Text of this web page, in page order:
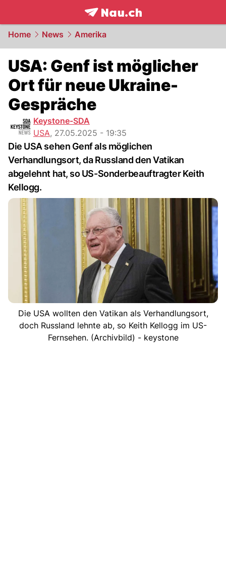
frontpage.NAU.ch
Home News Amerika
USA: Genf ist möglicher
Ort für neue Ukraine-
Gespräche
Keystone-SDA
USA, 27.05.2025 - 19:35
Die USA sehen Genf als möglichen
Verhandlungsort, da Russland den Vatikan
abgelehnt hat, so US-Sonderbeauftragter Keith
Kellogg.
Die USA wollten den Vatikan als Verhandlungsort,
doch Russland lehnte ab, so Keith Kellogg im US-
Fernsehen. (Archivbild) - keystone